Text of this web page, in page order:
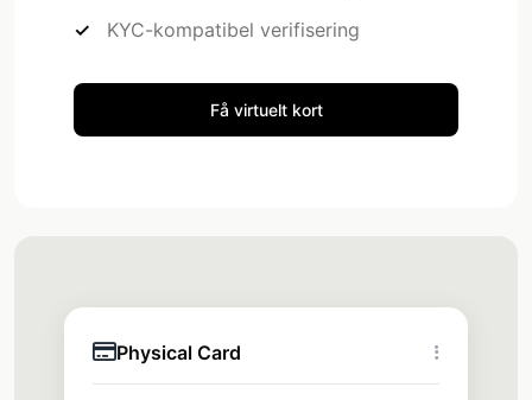
KYC-kompatibel verifisering
Få virtuelt kort
Physical Card